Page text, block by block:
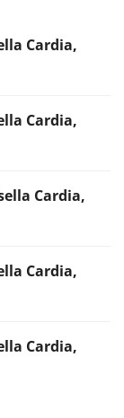
Cardia,
Cardia,
Cardia,
Cardia,
Cardia,